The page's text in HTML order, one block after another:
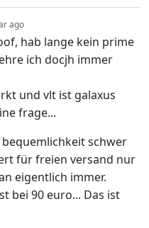
ago
hab lange kein prime
ich docjh immer
und vlt ist galaxus
frage...
schwer
für freien versand nur
eigentlich immer.
bei 90 euro... Das ist